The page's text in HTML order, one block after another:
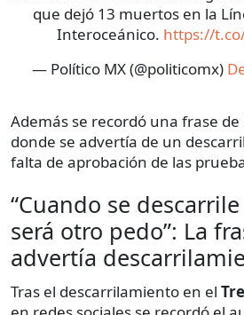
que dejó 13 muertos en la
Interoceánico. https://
— Político MX (@politicomx)
Además se recordó una frase
donde se advertía de un
falta de aprobación de las
“Cuando se
será otro pedo”: La
advertía
Tras el descarrilamiento en el